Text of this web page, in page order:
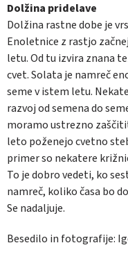
Dolžina pridelave
Dolžina rastne dobe je
Enoletnice z rastjo
letu. Od tu izvira znana
cvet. Solata je namreč
seme v istem letu.
razvoj od semena do
moramo ustrezno
leto poženejo cvetno
primer so nekatere
To je dobro vedeti, ko
namreč, koliko časa bo
Se nadaljuje.
Besedilo in fotografije: